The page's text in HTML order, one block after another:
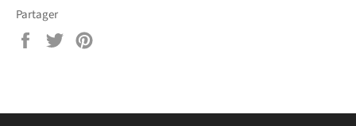
Partager
PartagerTweeter
sur